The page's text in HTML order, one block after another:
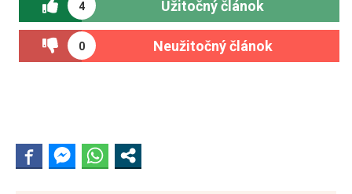
4 Užitočný článok
0 Neužitočný článok